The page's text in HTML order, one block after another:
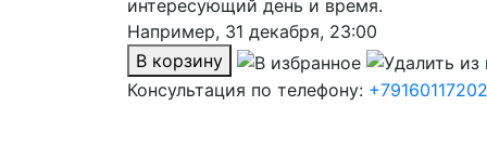
интересующий день и время.
Например, 31 декабря, 23:00
В корзину
Консультация по телефону: +79160117202